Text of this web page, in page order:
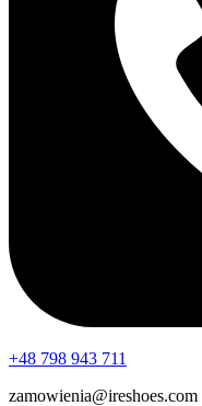
+48 798 943 711
zamowienia@ireshoes.com